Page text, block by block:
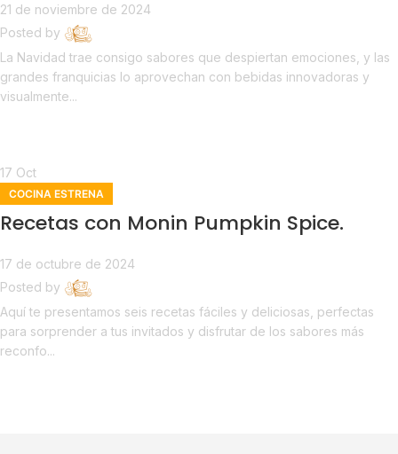
21 de noviembre de 2024
Posted by
La Navidad trae consigo sabores que despiertan emociones, y las
grandes franquicias lo aprovechan con bebidas innovadoras y
visualmente...
17 Oct
COCINA ESTRENA
Recetas con Monin Pumpkin Spice.
17 de octubre de 2024
Posted by
Aquí te presentamos seis recetas fáciles y deliciosas, perfectas
para sorprender a tus invitados y disfrutar de los sabores más
reconfo...